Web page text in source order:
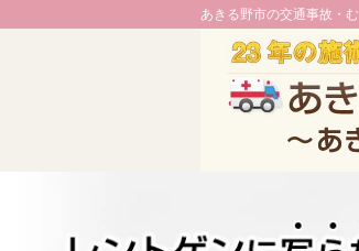
あきる野市の交通事故・